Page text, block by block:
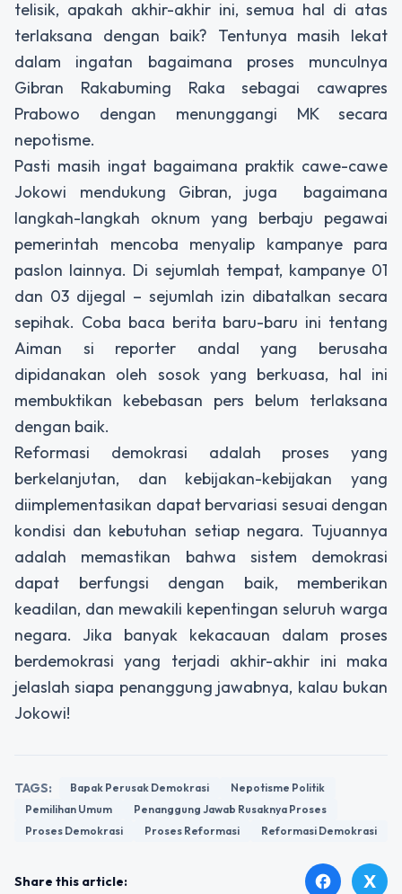
telisik, apakah akhir-akhir ini, semua hal di atas
terlaksana dengan baik? Tentunya masih lekat
dalam ingatan bagaimana proses munculnya
Gibran Rakabuming Raka sebagai cawapres
Prabowo dengan menunggangi MK secara
nepotisme.
Pasti masih ingat bagaimana praktik cawe-cawe
Jokowi mendukung Gibran, juga bagaimana
langkah-langkah oknum yang berbaju pegawai
pemerintah mencoba menyalip kampanye para
paslon lainnya. Di sejumlah tempat, kampanye 01
dan 03 dijegal – sejumlah izin dibatalkan secara
sepihak. Coba baca berita baru-baru ini tentang
Aiman si reporter andal yang berusaha
dipidanakan oleh sosok yang berkuasa, hal ini
membuktikan kebebasan pers belum terlaksana
dengan baik.
Reformasi demokrasi adalah proses yang
berkelanjutan, dan kebijakan-kebijakan yang
diimplementasikan dapat bervariasi sesuai dengan
kondisi dan kebutuhan setiap negara. Tujuannya
adalah memastikan bahwa sistem demokrasi
dapat berfungsi dengan baik, memberikan
keadilan, dan mewakili kepentingan seluruh warga
negara. Jika banyak kekacauan dalam proses
berdemokrasi yang terjadi akhir-akhir ini maka
jelaslah siapa penanggung jawabnya, kalau bukan
Jokowi!
TAGS: Bapak Perusak Demokrasi
Nepotisme Politik
Pemilihan Umum
Penanggung Jawab Rusaknya Proses
Proses Demokrasi
Proses Reformasi Reformasi Demokrasi
Share this article: facebook X